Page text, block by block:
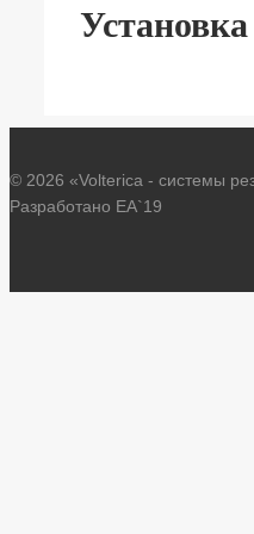
© 2026 «Volterica - системы
Разработано EA`19